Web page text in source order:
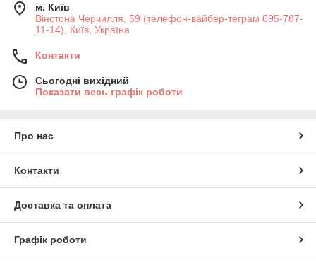
м. Київ
Вінстона Черчилля, 59 (телефон-вайбер-теграм 095-787-
11-14), Київ, Україна
Контакти
Сьогодні вихідний
Показати весь графік роботи
Про нас
Контакти
Доставка та оплата
Графік роботи